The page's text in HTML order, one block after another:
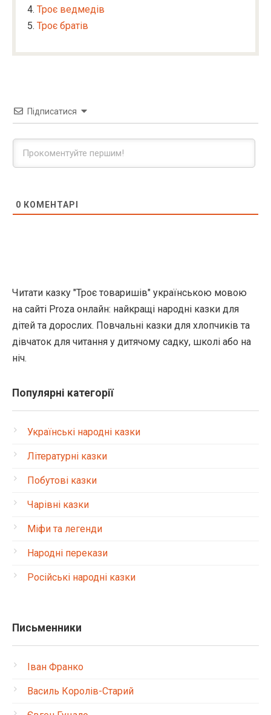
Троє ведмедів
Троє братів
Підписатися
0 КОМЕНТАРІ
Читати казку "Троє товаришів" українською мовою
на сайті Proza онлайн: найкращі народні казки для
дітей та дорослих. Повчальні казки для хлопчиків та
дівчаток для читання у дитячому садку, школі або на
ніч.
Популярні категорії
Українські народні казки
Літературні казки
Побутові казки
Чарівні казки
Міфи та легенди
Народні перекази
Російські народні казки
Письменники
Іван Франко
Василь Королів-Старий